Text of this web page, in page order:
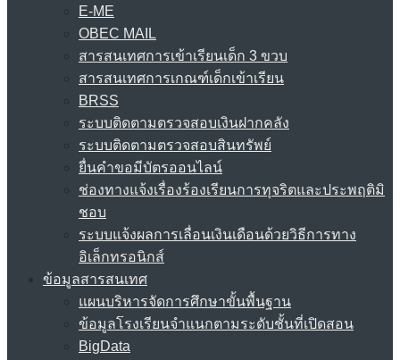
E-ME
OBEC MAIL
สารสนเทศการเข้าเรียนเด็ก 3 ขวบ
สารสนเทศการเกณฑ์เด็กเข้าเรียน
BRSS
ระบบติดตามตรวจสอบเงินฝากคลัง
ระบบติดตามตรวจสอบสินทรัพย์
ยื่นคำขอมีบัตรออนไลน์
ช่องทางแจ้งเรื่องร้องเรียนการทุจริตและประพฤติมิ
ชอบ
ระบบแจ้งผลการเลื่อนเงินเดือนด้วยวิธีการทาง
อิเล็กทรอนิกส์
ข้อมูลสารสนเทศ
แผนบริหารจัดการศึกษาขั้นพื้นฐาน
ข้อมูลโรงเรียนจำแนกตามระดับชั้นที่เปิดสอน
BigData